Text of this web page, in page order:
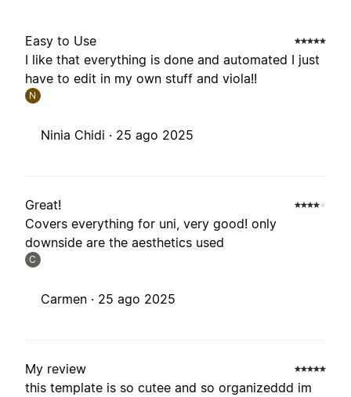
Easy to Use
I like that everything is done and automated I just
have to edit in my own stuff and viola!!
N
Ninia Chidi · 25 ago 2025
Great!
Covers everything for uni, very good! only
downside are the aesthetics used
C
Carmen · 25 ago 2025
My review
this template is so cutee and so organizeddd im